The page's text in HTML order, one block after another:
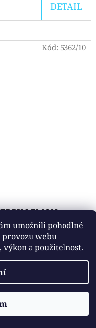
umožnili pohodlné
webu
výkon a použitelnost.
DETAIL
LEMON
DETAIL
Kód: 5362/10